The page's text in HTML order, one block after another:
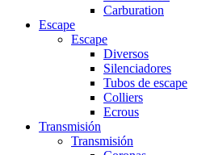
Carburation
Escape
Escape
Diversos
Silenciadores
Tubos de escape
Colliers
Ecrous
Transmisión
Transmisión